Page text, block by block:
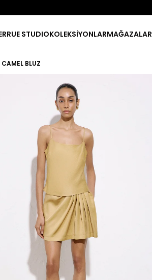
RUE STUDIOKOLEKSİYONLARMAĞAZALAR
BLUZ